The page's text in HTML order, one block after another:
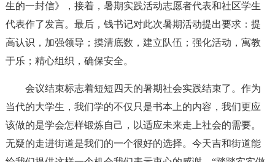
生的一封信》，接着，暑期实践活动志愿者代表和社区学生
代表作了发言。最后，钱书记对此次暑期活动提出要求：提
高认识，加强领导；摸清底数，建立队伍；强化活动，寓教
于乐；精心组织，确保安全。
会议结束标志着短短四天的暑期社会实践结束了。作为
当代的大学生，我们学的不仅只是书本上的内容，我们更应
该做的是学会怎样锻炼自己，以适应未来走上社会的需要。
无疑的走进街道是我们的一个很好的选择。今天吉和街道能